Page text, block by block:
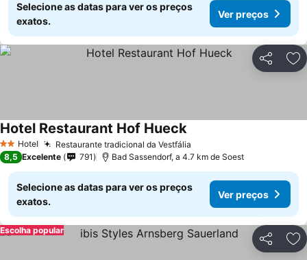
Selecione as datas para ver os preços
exatos.
Ver preços
Partilhar
2 Estrelas
Hotel Restaurante tradicional da Vestfália
Hotel Restaurant Hof Hueck
8,5 Excelente 791 Bad Sassendorf, a 4.7 km de Soest
Selecione as datas para ver os preços
exatos.
Ver preços
Partilhar
Escolha popular